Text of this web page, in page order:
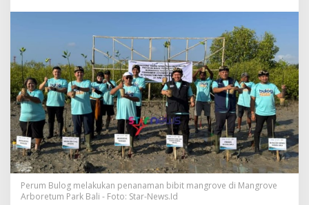
r
i
n
d
u
n
g
a
n
E
k
o
s
s
Perum Bulog melakukan penanaman bibit mangrove di Mangrove
Arboretum Park Bali - Foto: Star-News.Id